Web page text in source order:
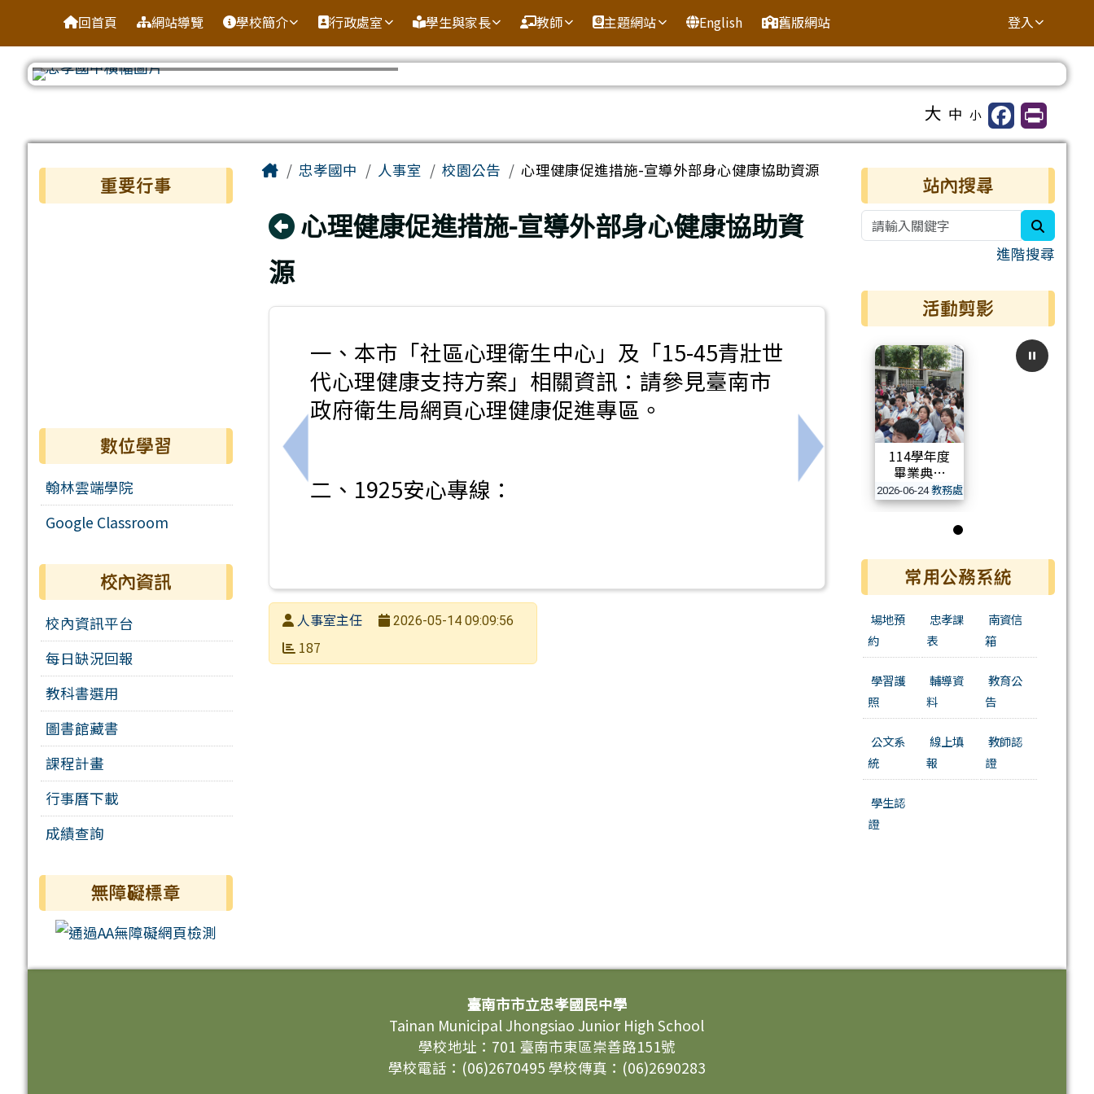
台南市忠孝國中
導覽列回首頁 網站導覽 學校簡介 行政處室 學生與家長 教師 主題網站 English 舊版網站 登入
大 中 小
左邊區域內容
重要行事
數位學習
翰林雲端學院
Google Classroom
校內資訊
校內資訊平台
每日缺況回報
教科書選用
圖書館藏書
課程計畫
行事曆下載
成績查詢
無障礙標章
主內容區域
Home忠孝國中 人事室 校園公告 心理健康促進措施-宣導外部身心健康協助資源
回上頁
心理健康促進措施-宣導外部身心健康協助資
源
上一筆：轉知「臺南市115年度市立高級中等學校新任校長遴選簡章」1份
一、本市「社區心理衛生中心」及「15-45青壯世
代心理健康支持方案」相關資訊：請參見臺南市
政府衛生局網頁心理健康促進專區。
二、1925安心專線：
下一筆：轉知國立成功大學115年「戀愛學
發布者人事室主任
發布日期
2026-05-14 09:09:56
瀏覽次數
187
右邊區域內容
站內搜尋
進階搜尋
活動剪影
114學年度
畢業典禮
2026-06-24 教務處
活動相簿
常用公務系統
場地預
約
忠孝課
表
南資信
箱
學習護
照
輔導資
料
教育公
告
公文系
統
線上填
報
教師認
證
學生認
證
頁尾區域
臺南市市立忠孝國民中學
Tainan Municipal Jhongsiao Junior High School
學校地址：701 臺南市東區崇善路151號
學校電話：(06)2670495 學校傳真：(06)2690283